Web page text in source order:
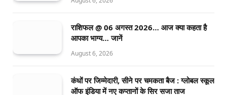
राशिफल @ 06 अगस्त 2026… आज क्या कहता है
आपका भाग्य… जानें
August 6, 2026
कंधों पर जिम्मेदारी, सीने पर चमकता बैज : ग्लोबल स्कूल
ऑफ इंडिया में नए कप्तानों के सिर सजा ताज